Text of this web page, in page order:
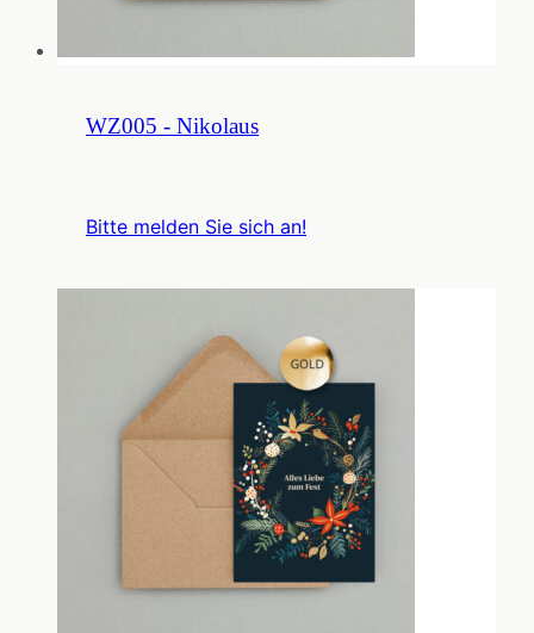
WZ005 - Nikolaus
Bitte melden Sie sich an!